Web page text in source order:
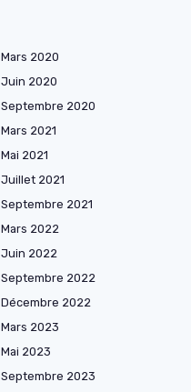
Mars 2020
Juin 2020
Septembre 2020
Mars 2021
Mai 2021
Juillet 2021
Septembre 2021
Mars 2022
Juin 2022
Septembre 2022
Décembre 2022
Mars 2023
Mai 2023
Septembre 2023